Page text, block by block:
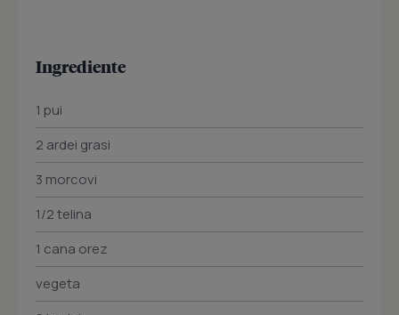
Ingrediente
1 pui
2 ardei grasi
3 morcovi
1/2 telina
1 cana orez
vegeta